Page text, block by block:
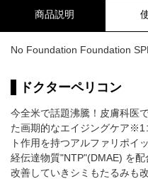
商品説明
No Foundation Foundation
ドクターペリコン
今全米で話題沸騰！皮膚科医
た画期的なエイジングケア※1
ト作用を持つアルファリポイ
経伝達物質"NTP"(DMAE) を
改善していきシミもたるみも